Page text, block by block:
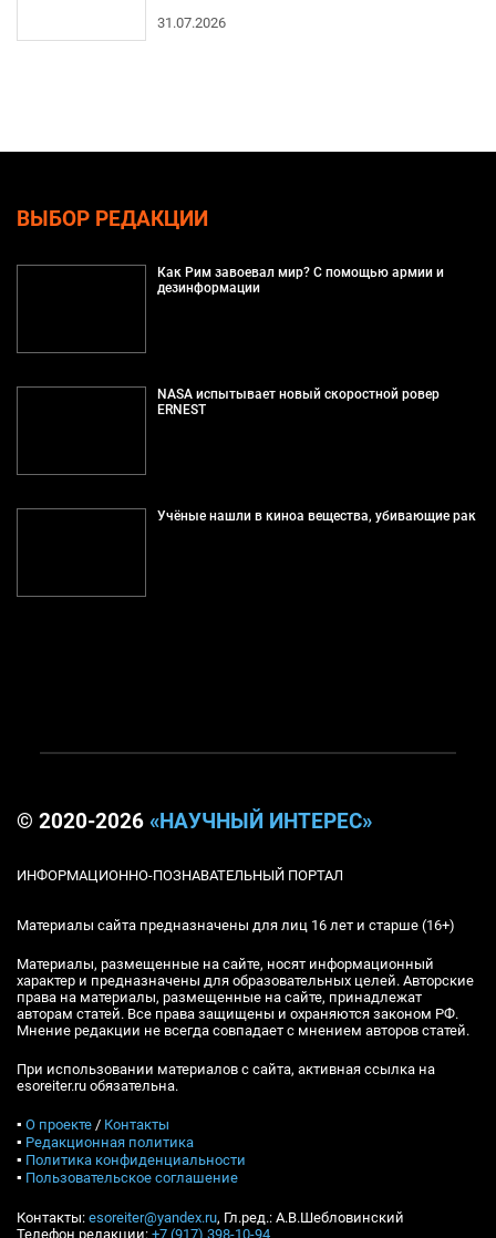
31.07.2026
ВЫБОР РЕДАКЦИИ
Как Рим завоевал мир? С помощью армии и
дезинформации
NASA испытывает новый скоростной ровер
ERNEST
Учёные нашли в киноа вещества, убивающие рак
© 2020-2026 «НАУЧНЫЙ ИНТЕРЕС»
ИНФОРМАЦИОННО-ПОЗНАВАТЕЛЬНЫЙ ПОРТАЛ
Материалы сайта предназначены для лиц 16 лет и старше (16+)
Материалы, размещенные на сайте, носят информационный
характер и предназначены для образовательных целей. Авторские
права на материалы, размещенные на сайте, принадлежат
авторам статей. Все права защищены и охраняются законом РФ.
Мнение редакции не всегда совпадает с мнением авторов статей.
При использовании материалов с сайта, активная ссылка на
esoreiter.ru обязательна.
▪ О проекте / Контакты
▪ Редакционная политика
▪ Политика конфиденциальности
▪ Пользовательское соглашение
Контакты: esoreiter@yandex.ru, Гл.ред.: А.В.Шебловинский
Телефон редакции: +7 (917) 398-10-94